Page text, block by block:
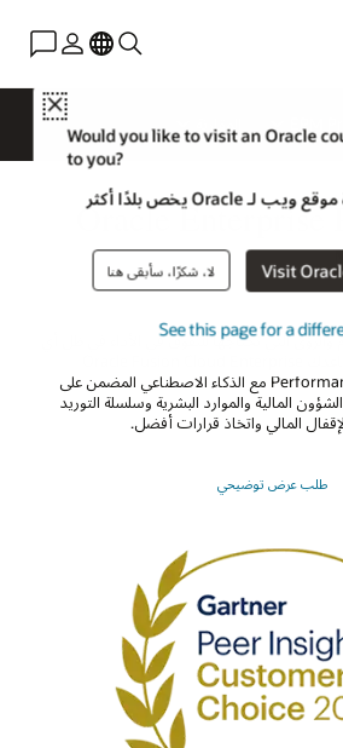
Close
Would you like to visit an Oracle
to you?
هل ترغب في زيارة موقع ويب لـ Oracle يخص بلدًا أكثر
Visit لا، شكرًا، سأبقى هنا
See this page for a
Oracle Enterprise
التي تحتاجها للتفوق في الأداء في ظل أي
Performance Management (EPM) مع الذكاء الاصطناعي المضمن على
المالية والموارد البشرية وسلسلة التوريد
المالي واتخاذ قرارات أفضل.
طلب عرض توضيحي